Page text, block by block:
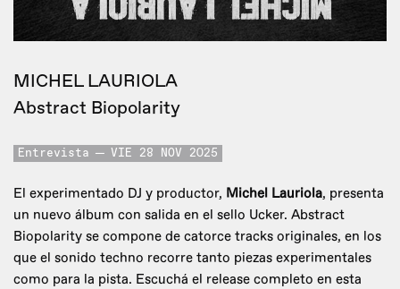
MICHEL LAURIOLA
Abstract Biopolarity
Entrevista VIE 28 NOV 2025
El experimentado DJ y productor, Michel Lauriola, presenta
un nuevo álbum con salida en el sello Ucker. Abstract
Biopolarity se compone de catorce tracks originales, en los
que el sonido techno recorre tanto piezas experimentales
como para la pista. Escuchá el release completo en esta